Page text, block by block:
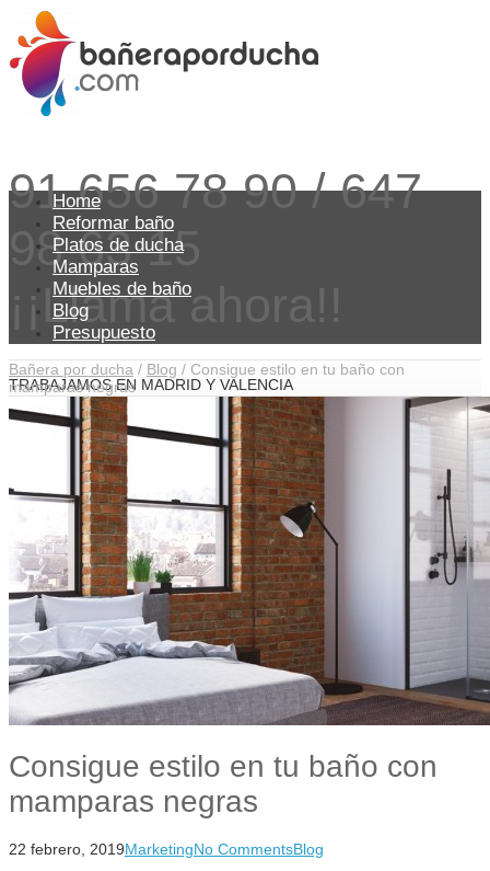
91 656 78 90 / 647
98 63 15
¡¡Llama ahora!!
TRABAJAMOS EN MADRID Y VALENCIA
Home
Reformar baño
Platos de ducha
Mamparas
Muebles de baño
Blog
Presupuesto
Bañera por ducha / Blog / Consigue estilo en tu baño con
mamparas negras
Consigue estilo en tu baño con
mamparas negras
22 febrero, 2019MarketingNo CommentsBlog